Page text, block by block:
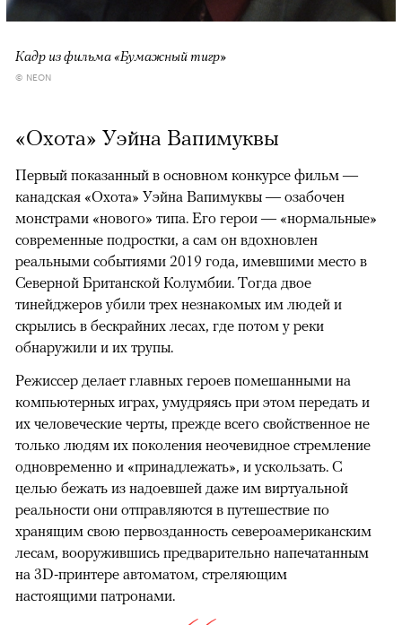
Кадр из фильма «Бумажный тигр»
© NEON
«Охота» Уэйна Вапимуквы
Первый показанный в основном конкурсе фильм —
канадская «Охота» Уэйна Вапимуквы — озабочен
монстрами «нового» типа. Его герои — «нормальные»
современные подростки, а сам он вдохновлен
реальными событиями 2019 года, имевшими место в
Северной Британской Колумбии. Тогда двое
тинейджеров убили трех незнакомых им людей и
скрылись в бескрайних лесах, где потом у реки
обнаружили и их трупы.
Режиссер делает главных героев помешанными на
компьютерных играх, умудряясь при этом передать и
их человеческие черты, прежде всего свойственное не
только людям их поколения неочевидное стремление
одновременно и «принадлежать», и ускользать. С
целью бежать из надоевшей даже им виртуальной
реальности они отправляются в путешествие по
хранящим свою первозданность североамериканским
лесам, вооружившись предварительно напечатанным
на 3D-принтере автоматом, стреляющим
настоящими патронами.